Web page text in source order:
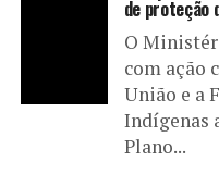
de proteção
O
com ação
União e a
Indígenas
Plano...